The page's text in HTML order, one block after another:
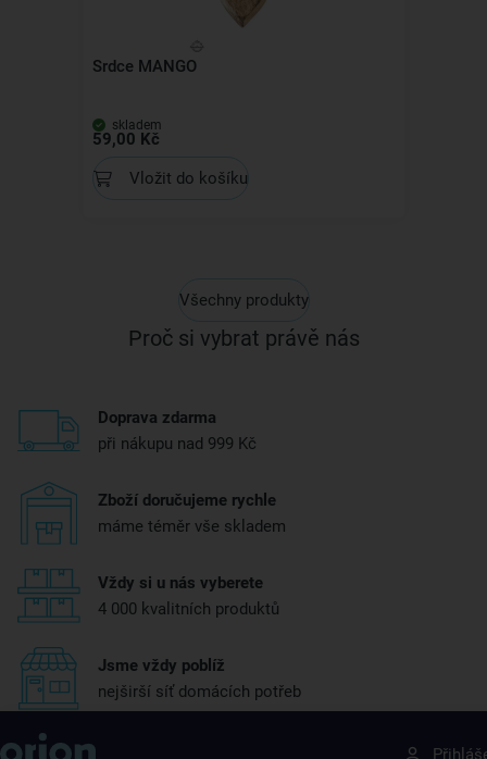
Srdce MANGO
skladem
59,00 Kč
Vložit do košíku
Všechny produkty
Proč si vybrat právě nás
Doprava zdarma
při nákupu nad 999 Kč
Zboží doručujeme rychle
máme téměr vše skladem
Vždy si u nás vyberete
4 000 kvalitních produktů
Jsme vždy poblíž
nejširší síť domácích potřeb
Získejte rady, recepty a tipy na slevy dřív než